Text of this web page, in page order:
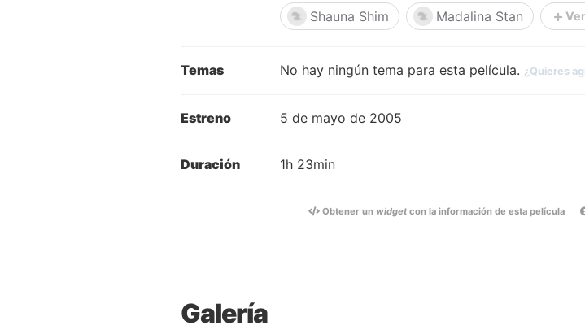
Shauna Shim Madalina Stan
Temas No hay ningún tema para esta película. ¿Quieres
Estreno 5 de mayo de 2005
Duración 1h 23min
Obtener un widgetcon la información de esta película
Galería